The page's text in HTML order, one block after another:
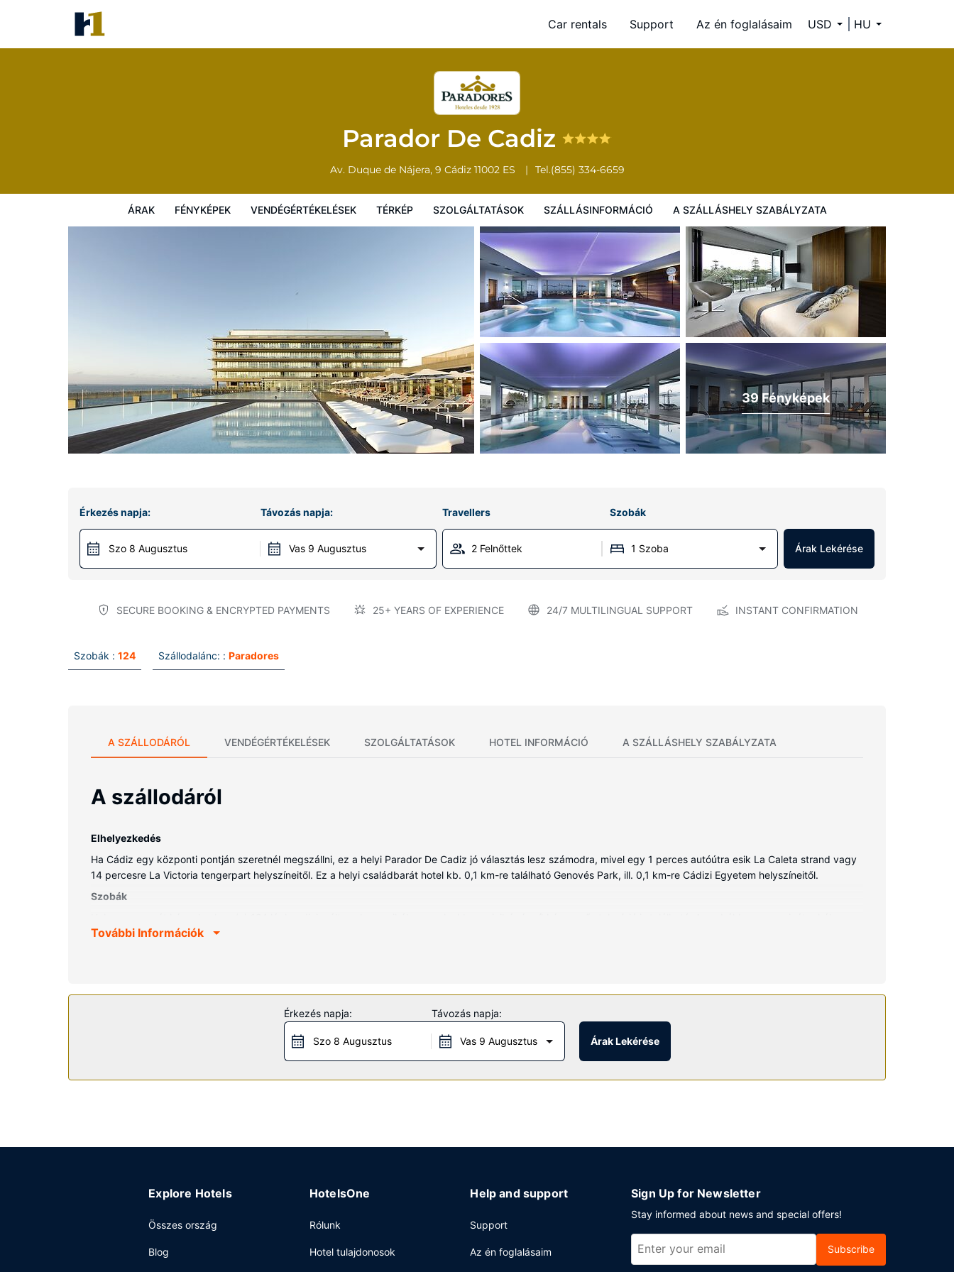
Car rentals Support Az én foglalásaim USD HU
Parador De Cadiz
Av. Duque de Nájera, 9 Cádiz 11002 ES Tel.(855) 334-6659
ÁRAK FÉNYKÉPEK VENDÉGÉRTÉKELÉSEK TÉRKÉP SZOLGÁLTATÁSOK SZÁLLÁSINFORMÁCIÓ A SZÁLLÁSHELY SZABÁLYZATA
A szálláshely szabályzata
39 Fényképek
Érkezés napja:
Szo 8 Augusztus
Távozás napja:
Vas 9 Augusztus
Travellers Szobák
2 Felnőttek 1 Szoba Árak Lekérése
SECURE BOOKING & ENCRYPTED PAYMENTS 25+ YEARS OF EXPERIENCE 24/7 MULTILINGUAL SUPPORT INSTANT CONFIRMATION
Szobák : 124 Szállodalánc: : Paradores
A SZÁLLODÁRÓL VENDÉGÉRTÉKELÉSEK SZOLGÁLTATÁSOK HOTEL INFORMÁCIÓ A SZÁLLÁSHELY SZABÁLYZATA
A szállodáról
Elhelyezkedés
Ha Cádiz egy központi pontján szeretnél megszállni, ez a helyi Parador De Cadiz jó választás lesz számodra, mivel egy 1 perces autóútra esik La Caleta strand vagy
14 percesre La Victoria tengerpart helyszíneitől. Ez a helyi családbarát hotel kb. 0,1 km-re található Genovés Park, ill. 0,1 km-re Cádizi Egyetem helyszíneitől.
Szobák
tartozik. Ingyenes vezeték nélküli internet-hozzáférés és a televíziókon nézhető digitális csatornák kínálata mind a vendégek kikapcsolódását szolgálja. Valamennyi
szálláshely kínálta szabadidős létesítményeket és szolgáltatásokat, mint például a(z) szauna, a(z) fitneszlétesítmény és a(z) szezonális szabadtéri medence. A hotel
kiegészítő szolgáltatásai között szerepelnek a következők: ingyenes wifihozzáférés, concierge szolgálat és játékterem.
Restaurante Bahia De Cadi mediterrán ételek kínálattal vár, mivel ez a helyi étterem, mely az óceánra néz, de a szobádban is haraphatsz valamit, mivel erre is
felkészültek: meghatározott napszakokban rendelkezésre álló szobaszerviz. Fújd ki magad egy itllal a nap végén a szálláson található bár/társalgó vagy medence
További Információk
Érkezés napja:
Szo 8 Augusztus
Távozás napja:
Vas 9 Augusztus Árak Lekérése
Explore Hotels
Összes ország
Blog
HotelsOne
Rólunk
Hotel tulajdonosok
Help and support
Support
Az én foglalásaim
Sign Up for Newsletter
Stay informed about news and special offers!
Subscribe